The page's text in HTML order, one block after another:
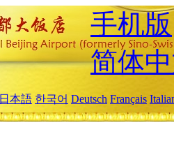
手机版
简体
日本語 한국어 Deutsch Français